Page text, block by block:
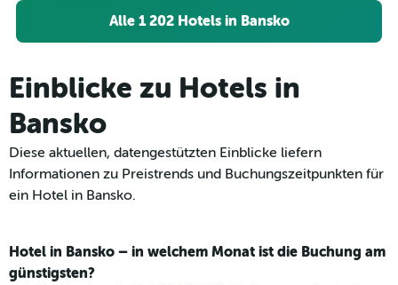
Alle 1 202 Hotels in Bansko
Einblicke zu Hotels in
Bansko
Diese aktuellen, datengestützten Einblicke liefern
Informationen zu Preistrends und Buchungszeitpunkten für
ein Hotel in Bansko.
Hotel in Bansko – in welchem Monat ist die Buchung am
günstigsten?